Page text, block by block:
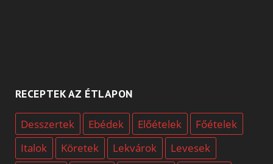
RECEPTEK AZ ÉTLAPON
Desszertek Ebédek Előételek
Főételek
Italok
Köretek Lekvárok
Levesek